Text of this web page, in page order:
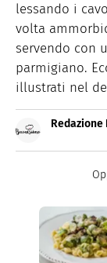
lessando i
volta
servendo con
parmigiano.
illustrati nel
quale trovi